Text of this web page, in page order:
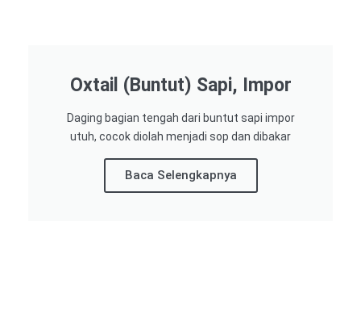
Oxtail (Buntut) Sapi, Impor
Daging bagian tengah dari buntut sapi impor
utuh, cocok diolah menjadi sop dan dibakar
Baca Selengkapnya